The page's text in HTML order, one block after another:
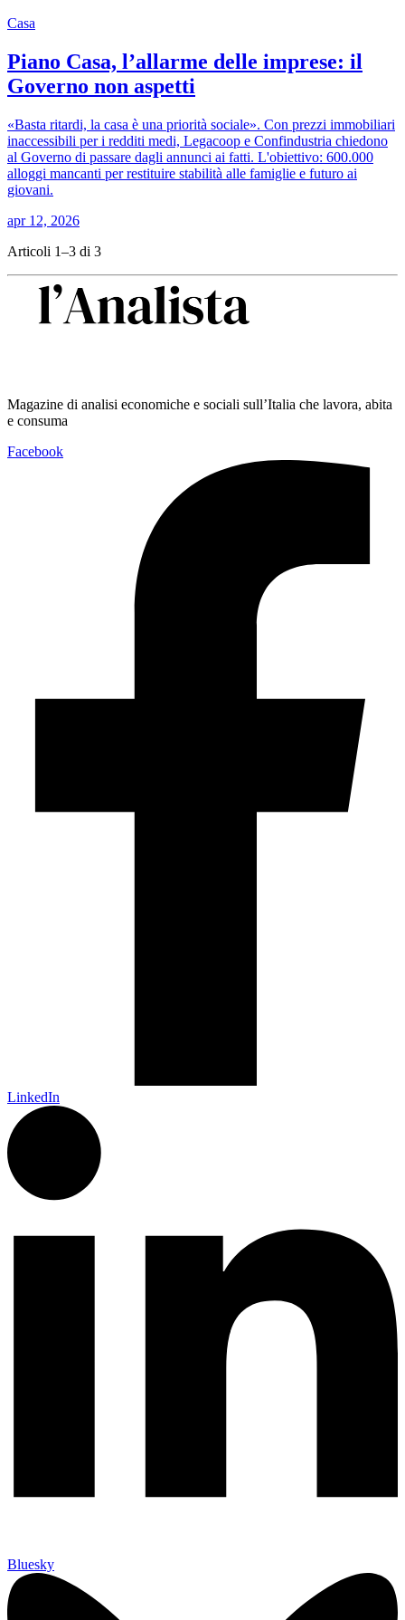
Casa
Piano Casa, l’allarme delle imprese: il
Governo non aspetti
«Basta ritardi, la casa è una priorità sociale». Con prezzi immobiliari
inaccessibili per i redditi medi, Legacoop e Confindustria chiedono
al Governo di passare dagli annunci ai fatti. L'obiettivo: 600.000
alloggi mancanti per restituire stabilità alle famiglie e futuro ai
giovani.
apr 12, 2026
Articoli 1–3 di 3
Magazine di analisi economiche e sociali sull’Italia che lavora, abita
e consuma
Facebook
LinkedIn
Bluesky